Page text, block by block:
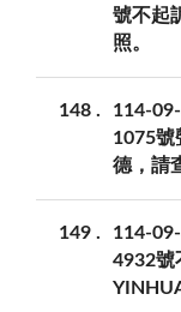
號不起
照。
148
114-
1075號
德，請
149
114-
4932號